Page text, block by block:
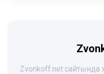
Zvonkoff.net сайтында